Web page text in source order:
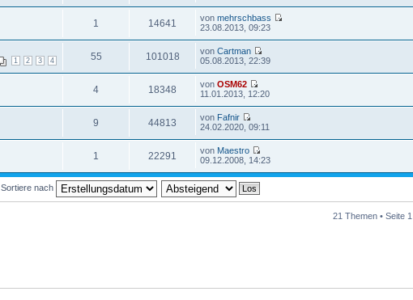
1 14641 vonmehrschbass
23.08.2013, 09:23
1 2 3 4 55 101018 vonCartman
05.08.2013, 22:39
4 18348 vonOSM62
11.01.2013, 12:20
9 44813 von Fafnir
24.02.2020, 09:11
1 22291 von Maestro
09.12.2008, 14:23
Sortiere nach
21 Themen • Seite 1